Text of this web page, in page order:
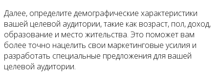
Далее, определите демографические характеристики
вашей целевой аудитории, такие как возраст, пол, доход,
образование и место жительства. Это поможет вам
более точно нацелить свои маркетинговые усилия и
разработать специальные предложения для вашей
целевой аудитории.